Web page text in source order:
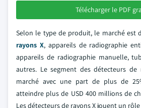
Télécharger le PDF
Selon le type de produit, le marché est
rayons X, appareils de radiographie
appareils de radiographie manuelle,
autres. Le segment des détecteurs
marché avec une part de plus de
atteindre plus de USD 400 millions de
Les détecteurs de rayons X jouent un